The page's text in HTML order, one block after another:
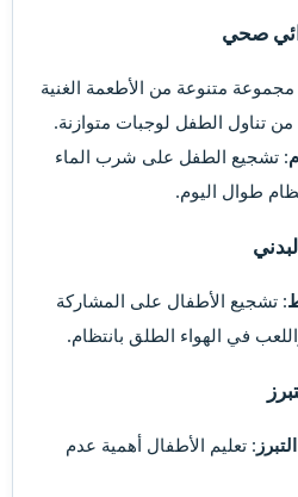
مجموعة متنوعة من الأطعمة الغنية
من تناول الطفل لوجبات متوازنة.
: تشجيع الطفل على شرب الماء
طوال اليوم.
: تشجيع الأطفال على المشاركة
في الهواء الطلق بانتظام.
: تعليم الأطفال أهمية عدم